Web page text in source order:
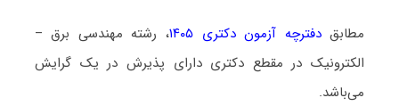
مطابقدفترچه آزمون دکتری ۱۴۰۵
، رشته مهندسی برق –
الکترونیک در مقطع دکتری دارای پذیرش در یک گرایش
می‌باشد.